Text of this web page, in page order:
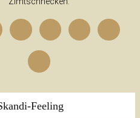
Feeling